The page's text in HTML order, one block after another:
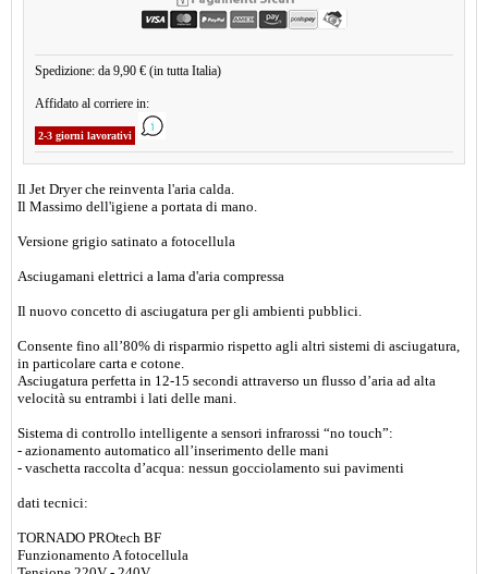
Spedizione: da 9,90 € (in tutta Italia)
Affidato al corriere in:
2-3 giorni lavorativi
Il Jet Dryer che reinventa l'aria calda.
Il Massimo dell'igiene a portata di mano.
Versione grigio satinato a fotocellula
Asciugamani elettrici a lama d'aria compressa
Il nuovo concetto di asciugatura per gli ambienti pubblici.
Consente fino all’80% di risparmio rispetto agli altri sistemi di asciugatura,
in particolare carta e cotone.
Asciugatura perfetta in 12-15 secondi attraverso un flusso d’aria ad alta
velocità su entrambi i lati delle mani.
Sistema di controllo intelligente a sensori infrarossi “no touch”:
- azionamento automatico all’inserimento delle mani
- vaschetta raccolta d’acqua: nessun gocciolamento sui pavimenti
dati tecnici:
TORNADO PROtech BF
Funzionamento A fotocellula